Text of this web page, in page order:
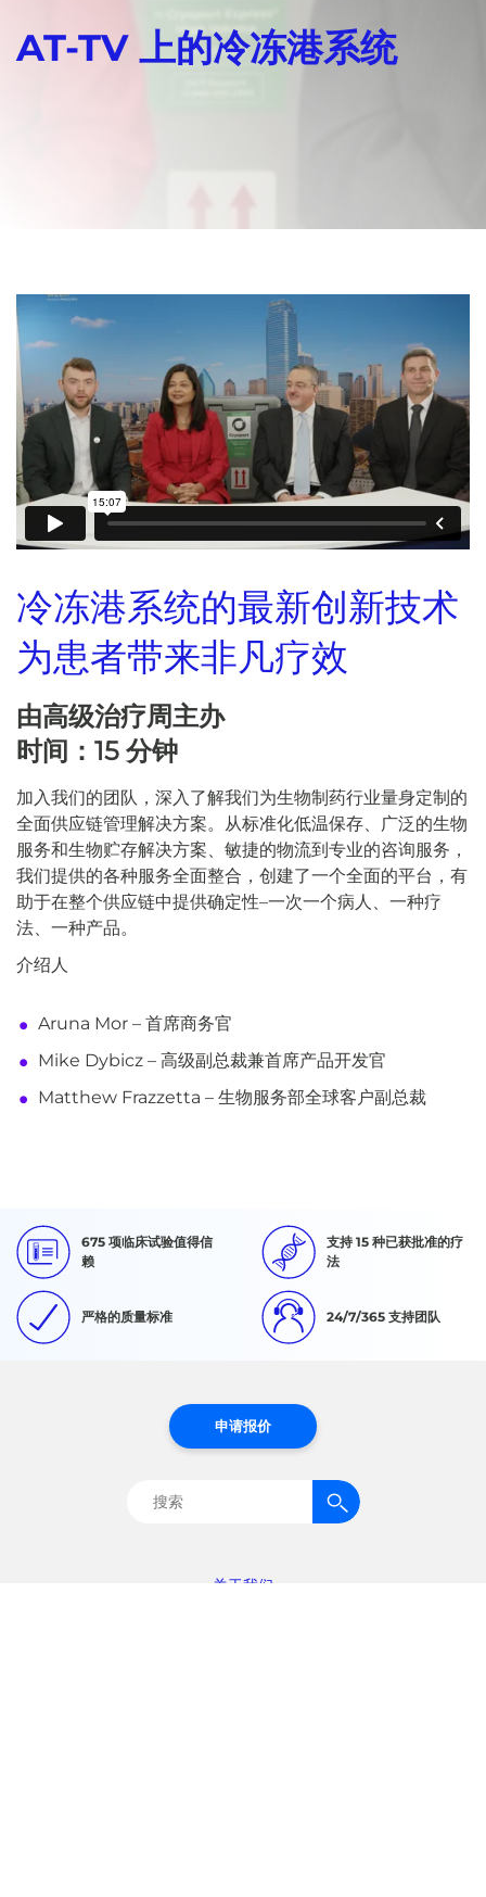
AT-TV 上的冷冻港系统
冷冻港系统的最新创新技术
为患者带来非凡疗效
由高级治疗周主办
时间：15 分钟
加入我们的团队，深入了解我们为生物制药行业量身定制的
全面供应链管理解决方案。从标准化低温保存、广泛的生物
服务和生物贮存解决方案、敏捷的物流到专业的咨询服务，
我们提供的各种服务全面整合，创建了一个全面的平台，有
助于在整个供应链中提供确定性–一次一个病人、一种疗
法、一种产品。
介绍人
Aruna Mor – 首席商务官
Mike Dybicz – 高级副总裁兼首席产品开发官
Matthew Frazzetta – 生物服务部全球客户副总裁
675 项临床试验值得信
赖
支持 15 种已获批准的疗
法
严格的质量标准 24/7/365 支持团队
关于我们
申请报价
搜